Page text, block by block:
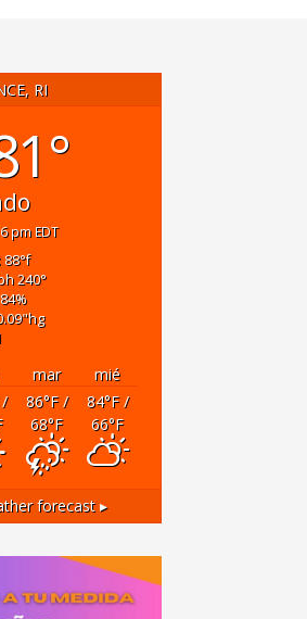
RI
pm EDT
88°f
240°
%
"hg
mar
mié
86°F/
68°F
84°F/
66°F
forecast ▸